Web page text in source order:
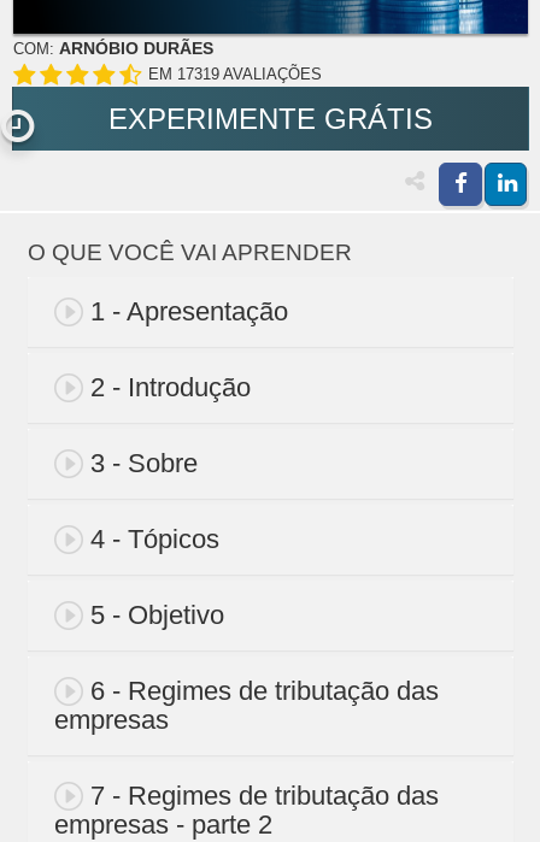
COM: ARNÓBIO DURÃES
EM 17319 AVALIAÇÕES
EXPERIMENTE GRÁTIS
O QUE VOCÊ VAI APRENDER
1 - Apresentação
2 - Introdução
3 - Sobre
4 - Tópicos
5 - Objetivo
6 - Regimes de tributação das
empresas
7 - Regimes de tributação das
empresas - parte 2